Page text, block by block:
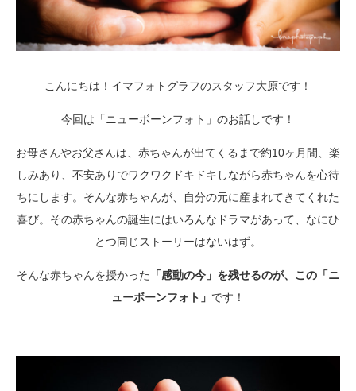
こんにちは！イマフォトグラフのスタッフ大原です！
今回は「ニューボーンフォト」のお話しです！
お母さんやお父さんは、赤ちゃんが出てくるまで約10ヶ月間、楽
しみあり、不安ありでワクワクドキドキしながら赤ちゃんを心待
ちにします。そんな赤ちゃんが、自分の元に産まれてきてくれた
喜び。その赤ちゃんの誕生にはいろんなドラマがあって、なにひ
とつ同じストーリーはないはず。
そんな赤ちゃんを授かった
「感動の今」を残せるのが、この「ニ
ューボーンフォト」 です！